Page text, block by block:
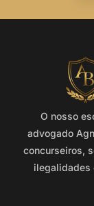
O nosso
advogado
concurseiros,
ilegalidades